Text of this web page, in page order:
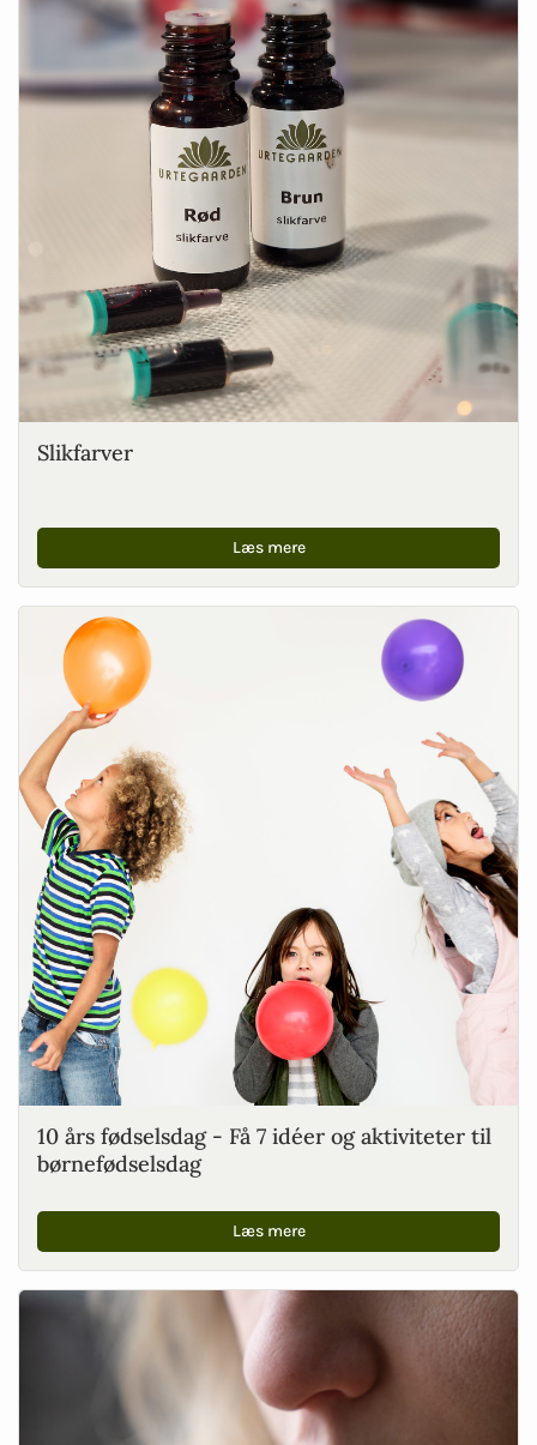
Slikfarver
Læs mere
10 års fødselsdag - Få 7 idéer og aktiviteter til
børnefødselsdag
Læs mere